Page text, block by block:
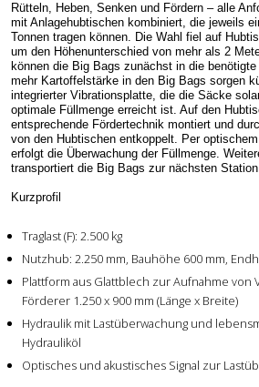
Rütteln, Heben, Senken und Fördern – alle
mit Anlagehubtischen kombiniert, die jeweils
Tonnen tragen können. Die Wahl fiel auf
um den Höhenunterschied von mehr als 2
können die Big Bags zunächst in die
mehr Kartoffelstärke in den Big Bags sorgen
integrierter Vibrationsplatte, die die Säcke
optimale Füllmenge erreicht ist. Auf den
entsprechende Fördertechnik montiert und
von den Hubtischen entkoppelt. Per
erfolgt die Überwachung der Füllmenge.
transportiert die Big Bags zur nächsten
Kurzprofil
Traglast (F): 2.500 kg
Nutzhub: 2.250 mm, Bauhöhe 600 mm,
Plattform aus Glattblech zur Aufnahme von
Förderer 1.250 x 900 mm (Länge x Breite)
Hydraulik mit Lastüberwachung und
Hydrauliköl
Optisches und akustisches Signal zur